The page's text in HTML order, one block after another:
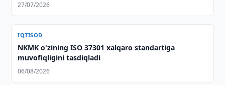
27/07/2026
IQTISOD
NKMK o'zining ISO 37301 xalqaro standartiga
muvofiqligini tasdiqladi
06/08/2026